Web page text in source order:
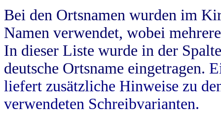
Bei den Ortsnamen wurden im
Namen verwendet, wobei
In dieser Liste wurde in der
deutsche Ortsname eingetragen.
liefert zusätzliche Hinweise zu
verwendeten Schreibvarianten.